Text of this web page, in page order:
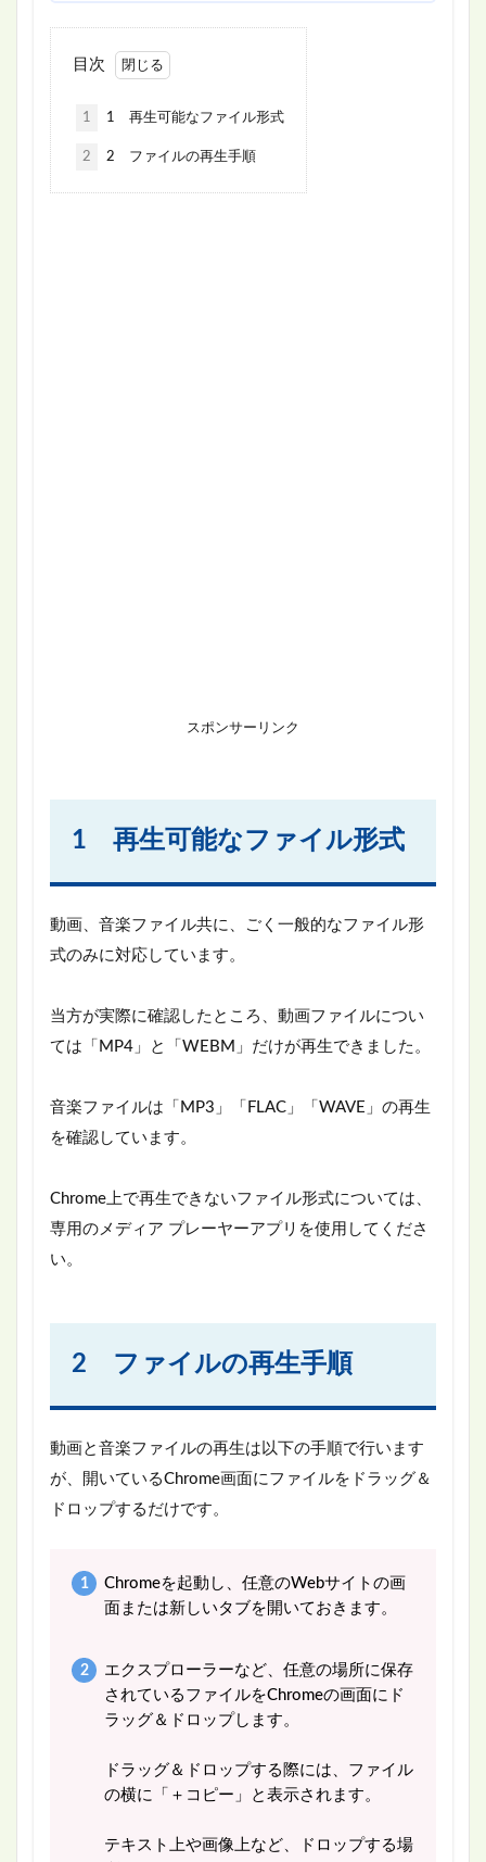
目次
1 1 再生可能なファイル形式
2 2 ファイルの再生手順
スポンサーリンク
1 再生可能なファイル形式
動画、音楽ファイル共に、ごく一般的なファイル形
式のみに対応しています。
当方が実際に確認したところ、動画ファイルについ
ては「MP4」と「WEBM」だけが再生できました。
音楽ファイルは「MP3」「FLAC」「WAVE」の再生
を確認しています。
Chrome上で再生できないファイル形式については、
専用のメディア プレーヤーアプリを使用してくださ
い。
2 ファイルの再生手順
動画と音楽ファイルの再生は以下の手順で行います
が、開いているChrome画面にファイルをドラッグ＆
ドロップするだけです。
Chromeを起動し、任意のWebサイトの画
面または新しいタブを開いておきます。
エクスプローラーなど、任意の場所に保存
されているファイルをChromeの画面にド
ラッグ＆ドロップします。
ドラッグ＆ドロップする際には、ファイル
の横に「＋コピー」と表示されます。
テキスト上や画像上など、ドロップする場